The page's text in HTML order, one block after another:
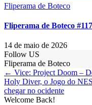
Fliperama de Boteco
Fliperama de Boteco
14 de maio de 2026
Follow US
Fliperama de Boteco
← Vice: Project Doom –
Holy Diver, o Jogo do
chegar no ocidente
Welcome Back!